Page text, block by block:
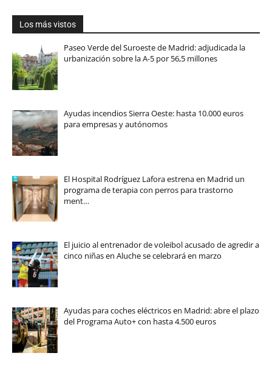
Los más vistos
Paseo Verde del Suroeste de Madrid: adjudicada la
urbanización sobre la A-5 por 56,5 millones
Ayudas incendios Sierra Oeste: hasta 10.000 euros
para empresas y autónomos
El Hospital Rodríguez Lafora estrena en Madrid un
programa de terapia con perros para trastorno
ment…
El juicio al entrenador de voleibol acusado de agredir a
cinco niñas en Aluche se celebrará en marzo
Ayudas para coches eléctricos en Madrid: abre el plazo
del Programa Auto+ con hasta 4.500 euros